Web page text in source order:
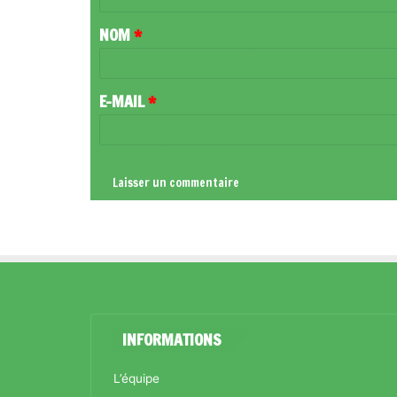
A
R
NOM*
E-MAIL*
INFORMATIONS
L’équipe